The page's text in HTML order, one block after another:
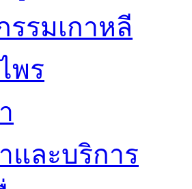
รรมเกาหลี
พร
และบริการ